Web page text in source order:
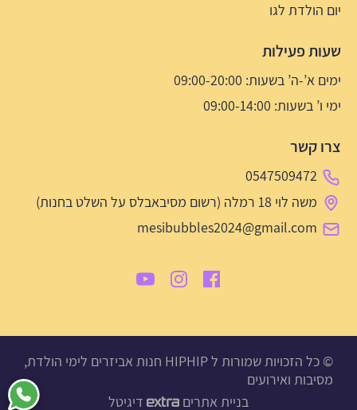
יום הולדת לגו
שעות פעילות
ימים א’-ה’ בשעות: 09:00-20:00
ימי ו’ בשעות: 09:00-14:00
צרו קשר
0547509472
משה לוי 18 רמלה (רשום מסיבאבלס על השלט בחנות)
mesibubbles2024@gmail.com
© כל הזכויות שמורות ל HIPHIP חנות אביזרים לימי הולדת,
מסיבות ואירועים
בניית אתרים
דיגיטל